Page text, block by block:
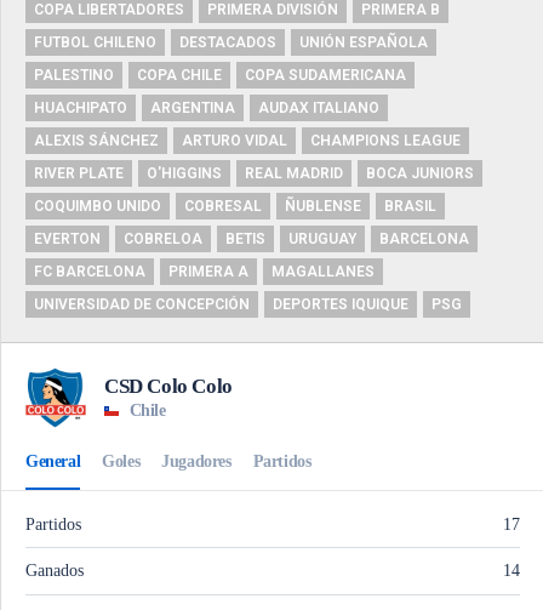
COPA LIBERTADORES
PRIMERA DIVISIÓN
PRIMERA B
FUTBOL CHILENO
DESTACADOS
UNIÓN ESPAÑOLA
PALESTINO
COPA CHILE
COPA SUDAMERICANA
HUACHIPATO
ARGENTINA
AUDAX ITALIANO
ALEXIS SÁNCHEZ
ARTURO VIDAL
CHAMPIONS LEAGUE
RIVER PLATE
O'HIGGINS REAL MADRID
BOCA JUNIORS
COQUIMBO UNIDO
COBRESAL ÑUBLENSE
BRASIL
EVERTON
COBRELOA BETIS URUGUAY
BARCELONA
FC BARCELONA
PRIMERA A
MAGALLANES
UNIVERSIDAD DE CONCEPCIÓN
DEPORTES IQUIQUE PSG